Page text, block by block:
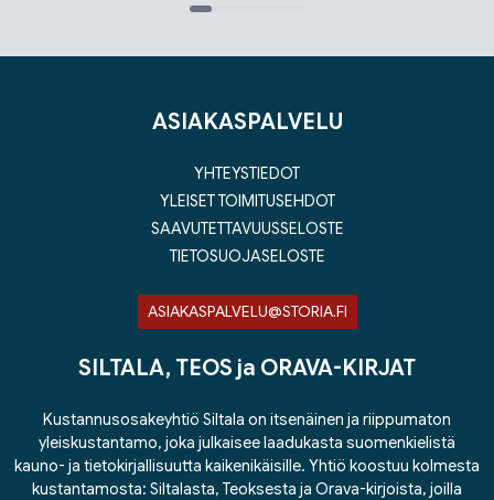
ASIAKASPALVELU
YHTEYSTIEDOT
YLEISET TOIMITUSEHDOT
SAAVUTETTAVUUSSELOSTE
TIETOSUOJASELOSTE
ASIAKASPALVELU@STORIA.FI
SILTALA, TEOS ja ORAVA-KIRJAT
Kustannusosakeyhtiö Siltala on itsenäinen ja riippumaton
yleiskustantamo, joka julkaisee laadukasta suomenkielistä
kauno- ja tietokirjallisuutta kaikenikäisille. Yhtiö koostuu kolmesta
kustantamosta: Siltalasta, Teoksesta ja Orava-kirjoista, joilla